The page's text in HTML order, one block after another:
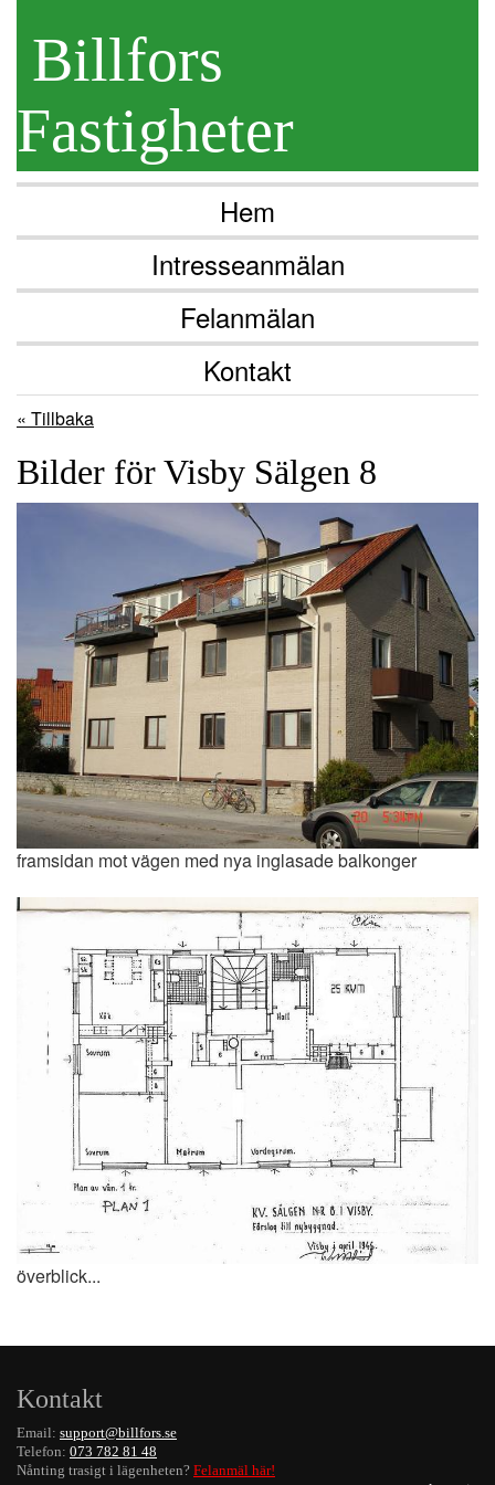
Billfors
Fastigheter
Hem
Intresseanmälan
Felanmälan
Kontakt
« Tillbaka
Bilder för Visby Sälgen 8
framsidan mot vägen med nya inglasade balkonger
överblick...
Kontakt
Email: support@billfors.se
Telefon: 073 782 81 48
Nånting trasigt i lägenheten? Felanmäl här!